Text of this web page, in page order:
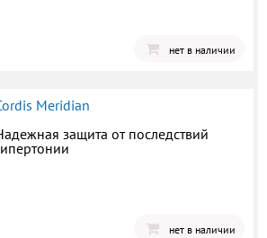
нет в наличии
Meridian
защита от последствий
нет в наличии